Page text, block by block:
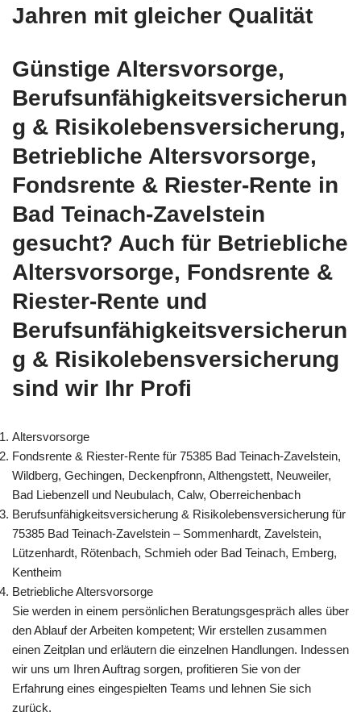
Jahren mit gleicher Qualität
Günstige Altersvorsorge,
Berufsunfähigkeitsversicherun
g & Risikolebensversicherung,
Betriebliche Altersvorsorge,
Fondsrente & Riester-Rente in
Bad Teinach-Zavelstein
gesucht? Auch für Betriebliche
Altersvorsorge, Fondsrente &
Riester-Rente und
Berufsunfähigkeitsversicherun
g & Risikolebensversicherung
sind wir Ihr Profi
Altersvorsorge
Fondsrente & Riester-Rente für 75385 Bad Teinach-Zavelstein,
Wildberg, Gechingen, Deckenpfronn, Althengstett, Neuweiler,
Bad Liebenzell und Neubulach, Calw, Oberreichenbach
Berufsunfähigkeitsversicherung & Risikolebensversicherung für
75385 Bad Teinach-Zavelstein – Sommenhardt, Zavelstein,
Lützenhardt, Rötenbach, Schmieh oder Bad Teinach, Emberg,
Kentheim
Betriebliche Altersvorsorge
Sie werden in einem persönlichen Beratungsgespräch alles über
den Ablauf der Arbeiten kompetent; Wir erstellen zusammen
einen Zeitplan und erläutern die einzelnen Handlungen. Indessen
wir uns um Ihren Auftrag sorgen, profitieren Sie von der
Erfahrung eines eingespielten Teams und lehnen Sie sich
zurück.